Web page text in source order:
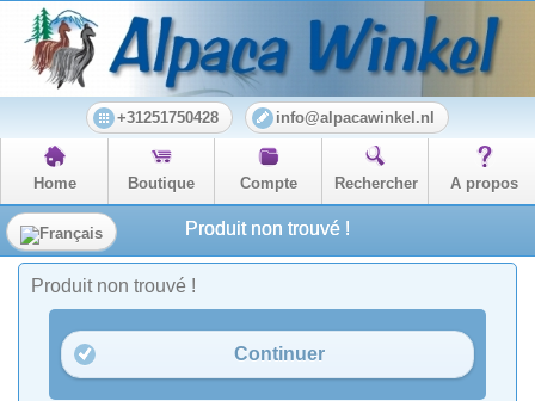
+31251750428 info@alpacawinkel.nl
Home Boutique Compte Rechercher A propos
Produit non trouvé !
Produit non trouvé !
Continuer